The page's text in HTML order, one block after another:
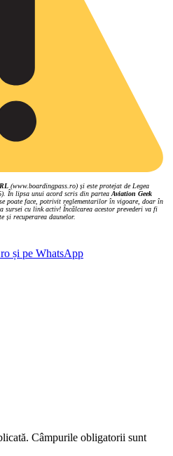
(www.boardingpass.ro) și este protejat de Legea
În lipsa unui acord scris din partea Aviation Geek
poate face, potrivit reglementarilor în vigoare, doar în
sursei cu link activ! Încălcarea acestor prevederi va fi
și recuperarea daunelor.
și pe WhatsApp
Câmpurile obligatorii sunt